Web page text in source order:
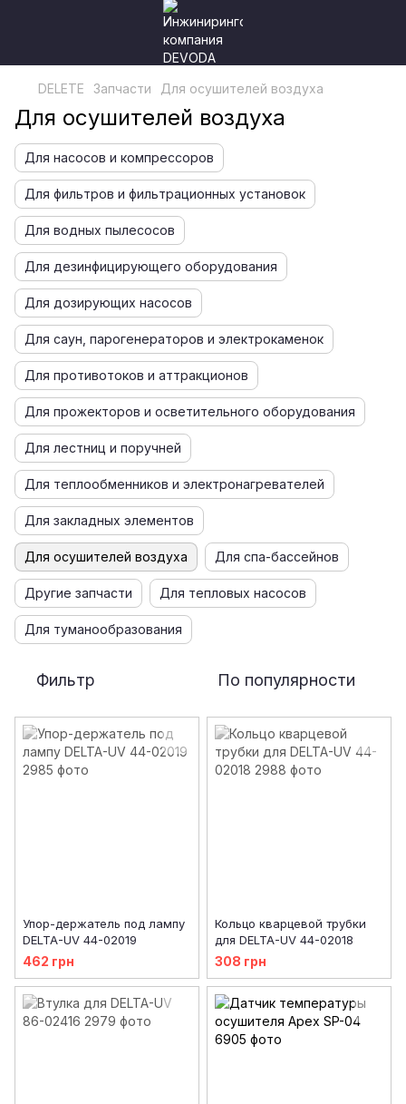
DELETE Запчасти Для осушителей воздуха
Для осушителей воздуха
Для насосов и компрессоров
Для фильтров и фильтрационных установок
Для водных пылесосов
Для дезинфицирующего оборудования
Для дозирующих насосов
Для саун, парогенераторов и электрокаменок
Для противотоков и аттракционов
Для прожекторов и осветительного оборудования
Для лестниц и поручней
Для теплообменников и электронагревателей
Для закладных элементов
Для осушителей воздуха Для спа-бассейнов
Другие запчасти Для тепловых насосов
Для туманообразования
Фильтр По популярности
Упор-держатель под лампу
DELTA-UV 44-02019
462 грн
Кольцо кварцевой трубки
для DELTA-UV 44-02018
308 грн